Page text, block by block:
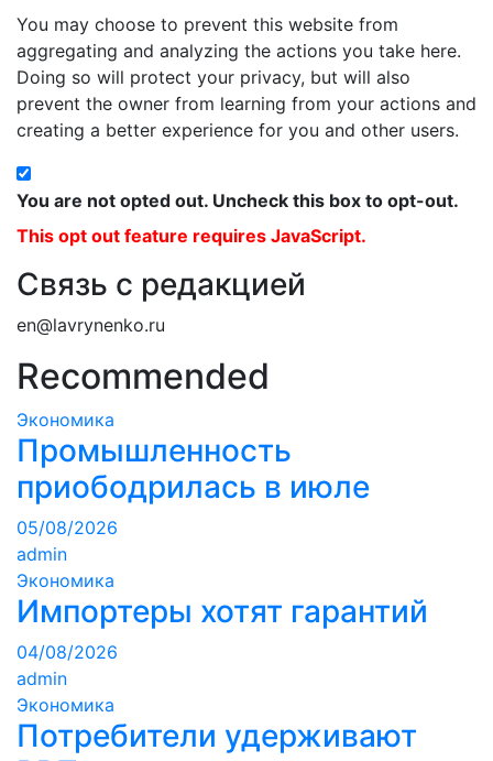
You may choose to prevent this website from
aggregating and analyzing the actions you take here.
Doing so will protect your privacy, but will also
prevent the owner from learning from your actions and
creating a better experience for you and other users.
You are not opted out. Uncheck this box to opt-out.
This opt out feature requires JavaScript.
Связь с редакцией
en@lavrynenko.ru
Recommended
Экономика
Промышленность
приободрилась в июле
05/08/2026
admin
Экономика
Импортеры хотят гарантий
04/08/2026
admin
Экономика
Потребители удерживают